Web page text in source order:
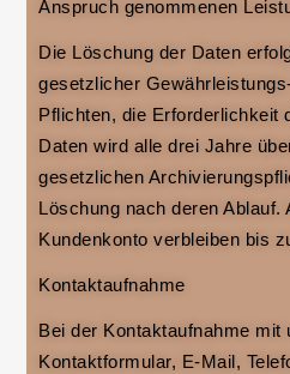
Anspruch genommenen
Die Löschung der Daten
gesetzlicher
Pflichten, die Erforderlichkeit
Daten wird alle drei Jahre
gesetzlichen
Löschung nach deren Ablauf.
Kundenkonto verbleiben bis
Kontaktaufnahme
Bei der Kontaktaufnahme mit
Kontaktformular, E-Mail,